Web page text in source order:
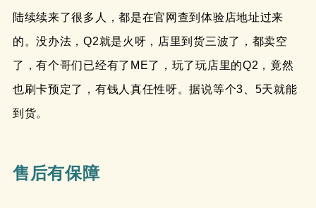
陆续续来了很多人，都是在官网查到体验店地址过来
的。没办法，Q2就是火呀，店里到货三波了，都卖空
了，有个哥们已经有了ME了，玩了玩店里的Q2，竟然
也刷卡预定了，有钱人真任性呀。据说等个3、5天就能
到货。
售后有保障